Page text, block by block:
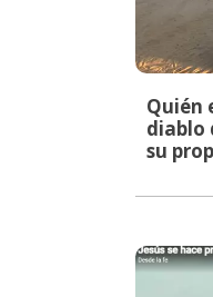
Quién
diablo
su